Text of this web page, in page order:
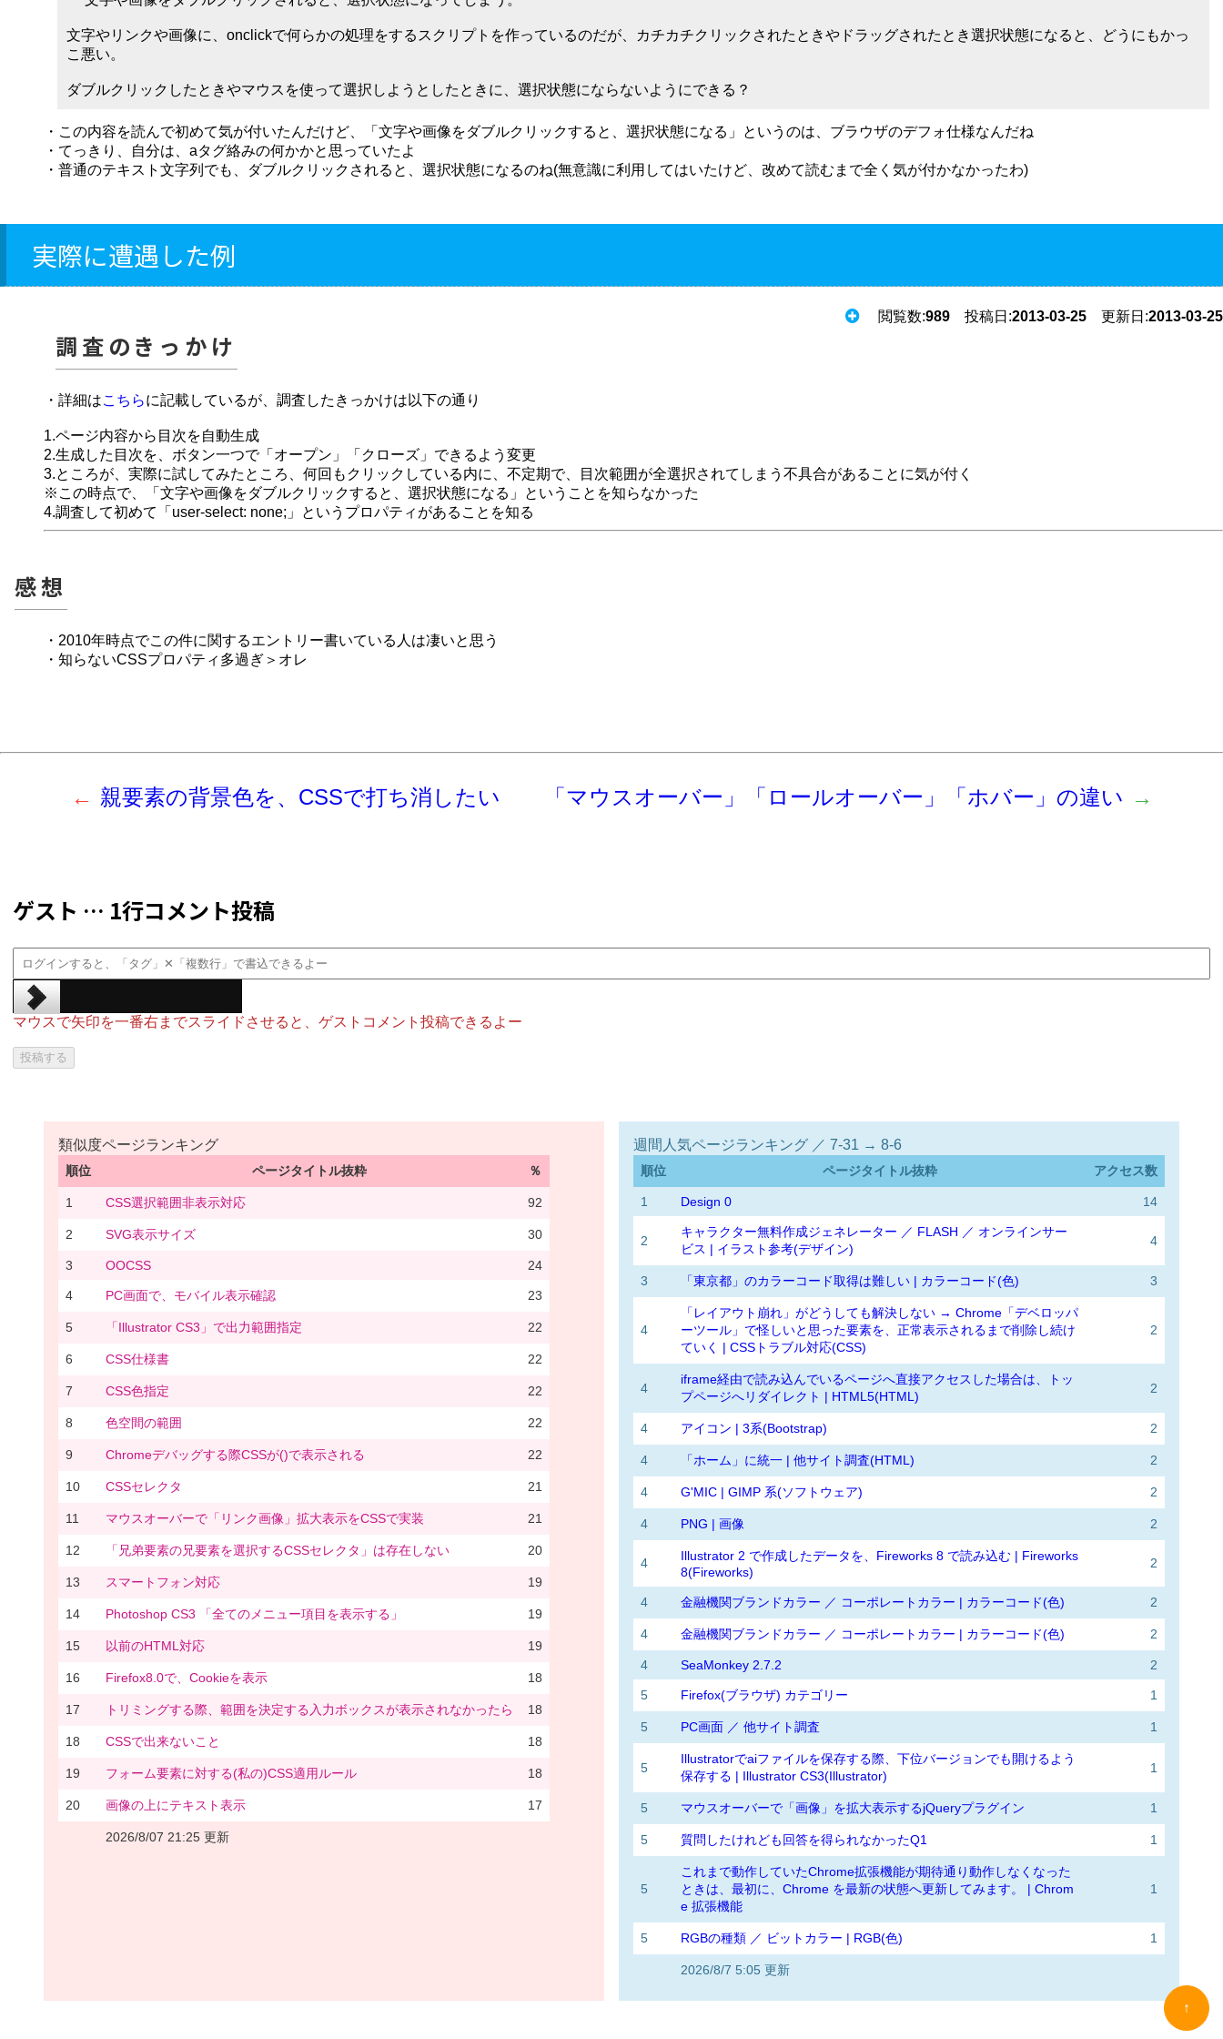
文字やリンクや画像に、onclickで何らかの処理をするスクリプトを作っているのだが、カチカチクリックされたときやドラッグされたとき選択状態になると、どうにもかっ
こ悪い。
ダブルクリックしたときやマウスを使って選択しようとしたときに、選択状態にならないようにできる？
・この内容を読んで初めて気が付いたんだけど、「文字や画像をダブルクリックすると、選択状態になる」というのは、ブラウザのデフォ仕様なんだね
・てっきり、自分は、aタグ絡みの何かかと思っていたよ
・普通のテキスト文字列でも、ダブルクリックされると、選択状態になるのね(無意識に利用してはいたけど、改めて読むまで全く気が付かなかったわ)
実際に遭遇した例
閲覧数:989 投稿日:2013-03-25 更新日:2013-03-25
調査のきっかけ
・詳細はこちらに記載しているが、調査したきっかけは以下の通り
1.ページ内容から目次を自動生成
2.生成した目次を、ボタン一つで「オープン」「クローズ」できるよう変更
3.ところが、実際に試してみたところ、何回もクリックしている内に、不定期で、目次範囲が全選択されてしまう不具合があることに気が付く
※この時点で、「文字や画像をダブルクリックすると、選択状態になる」ということを知らなかった
4.調査して初めて「user-select: none;」というプロパティがあることを知る
感想
・2010年時点でこの件に関するエントリー書いている人は凄いと思う
・知らないCSSプロパティ多過ぎ＞オレ
親要素の背景色を、CSSで打ち消したい 「マウスオーバー」「ロールオーバー」「ホバー」の違い
ゲスト … 1行コメント投稿
マウスで矢印を一番右までスライドさせると、ゲストコメント投稿できるよー
類似度ページランキング
順位 ページタイトル抜粋 ％
1 CSS選択範囲非表示対応 92
2 SVG表示サイズ 30
3 OOCSS 24
4 PC画面で、モバイル表示確認 23
5 「Illustrator CS3」で出力範囲指定 22
6 CSS仕様書 22
7 CSS色指定 22
8 色空間の範囲 22
9 Chromeデバッグする際CSSが()で表示される 22
10 CSSセレクタ 21
11 マウスオーバーで「リンク画像」拡大表示をCSSで実装 21
12 「兄弟要素の兄要素を選択するCSSセレクタ」は存在しない 20
13 スマートフォン対応 19
14 Photoshop CS3 「全てのメニュー項目を表示する」 19
15 以前のHTML対応 19
16 Firefox8.0で、Cookieを表示 18
17 トリミングする際、範囲を決定する入力ボックスが表示されなかったら 18
18 CSSで出来ないこと 18
19 フォーム要素に対する(私の)CSS適用ルール 18
20 画像の上にテキスト表示 17
2026/8/07 21:25 更新
週間人気ページランキング ／ 7-31 → 8-6
順位 ページタイトル抜粋 アクセス数
1 Design 0 14
2
キャラクター無料作成ジェネレーター ／ FLASH ／ オンラインサー
ビス | イラスト参考(デザイン)
4
3 「東京都」のカラーコード取得は難しい | カラーコード(色) 3
4
「レイアウト崩れ」がどうしても解決しない → Chrome「デベロッパ
ーツール」で怪しいと思った要素を、正常表示されるまで削除し続け
ていく | CSSトラブル対応(CSS)
2
4
iframe経由で読み込んでいるページへ直接アクセスした場合は、トッ
プページへリダイレクト | HTML5(HTML)
2
4 アイコン | 3系(Bootstrap) 2
4 「ホーム」に統一 | 他サイト調査(HTML) 2
4 G'MIC | GIMP 系(ソフトウェア) 2
4 PNG | 画像 2
4
Illustrator 2 で作成したデータを、Fireworks 8 で読み込む | Fireworks
8(Fireworks)
2
4 金融機関ブランドカラー ／ コーポレートカラー | カラーコード(色) 2
4 金融機関ブランドカラー ／ コーポレートカラー | カラーコード(色) 2
4 SeaMonkey 2.7.2 2
5 Firefox(ブラウザ) カテゴリー 1
5 PC画面 ／ 他サイト調査 1
5
Illustratorでaiファイルを保存する際、下位バージョンでも開けるよう
保存する | Illustrator CS3(Illustrator)
1
5 マウスオーバーで「画像」を拡大表示するjQueryプラグイン 1
5 質問したけれども回答を得られなかったQ1 1
5
これまで動作していたChrome拡張機能が期待通り動作しなくなった
ときは、最初に、Chrome を最新の状態へ更新してみます。 | Chrom
e 拡張機能
1
5 RGBの種類 ／ ビットカラー | RGB(色) 1
2026/8/7 5:05 更新
↑